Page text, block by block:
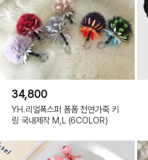
34,800
YH.리얼폭스퍼 폼폼 천연가죽 키
링 국내제작 M,L (6COLOR)